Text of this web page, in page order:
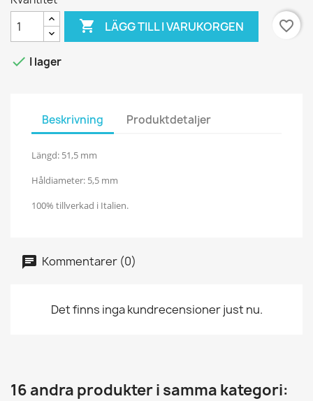
 LÄGG TILL I VARUKORGEN favorite_border
 I lager
Beskrivning Produktdetaljer
Längd: 51,5 mm
Håldiameter: 5,5 mm
100% tillverkad i Italien.
Kommentarer (0)
Det finns inga kundrecensioner just nu.
16 andra produkter i samma kategori: